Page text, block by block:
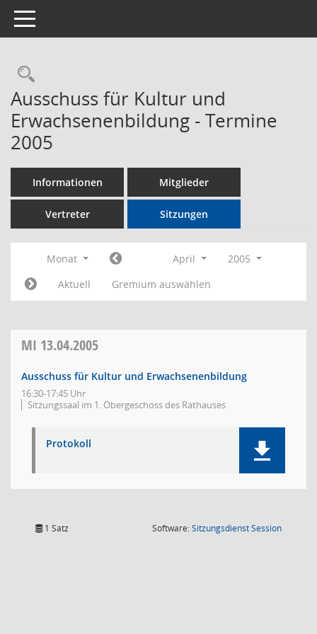
Toggle navigation
Rechercheauswahl
Ausschuss für Kultur und
Erwachsenenbildung - Termine
2005
Informationen Mitglieder
Vertreter Sitzungen
Monat April
2005
Aktuell
Gremium auswählen
MI 13.04.2005
Ausschuss für Kultur und Erwachsenenbildung
16:30-17:45 Uhr
Sitzungssaal im 1. Obergeschoss des Rathauses
Protokoll
1 Satz Software:SitzungsdienstSession(Wird in